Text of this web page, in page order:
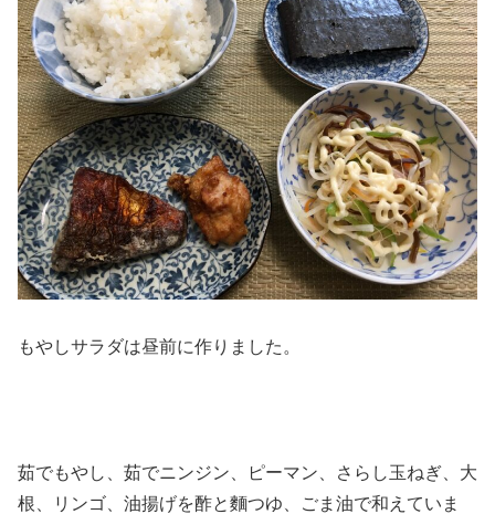
もやしサラダは昼前に作りました。
茹でもやし、茹でニンジン、ピーマン、さらし玉ねぎ、大
根、リンゴ、油揚げを酢と麵つゆ、ごま油で和えていま